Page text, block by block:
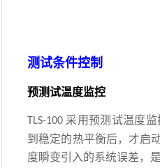
测试条件控制
预测试温度监控
TLS-100 采用预测试温度
到稳定的热平衡后，才启
度瞬变引入的系统误差，